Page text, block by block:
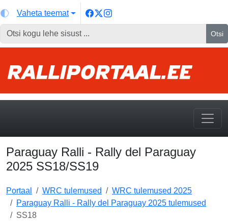
Vaheta teemat
Otsi
Paraguay Ralli - Rally del Paraguay
2025 SS18/SS19
Portaal WRC tulemused
WRC tulemused 2025
Paraguay Ralli - Rally del Paraguay 2025 tulemused
SS18